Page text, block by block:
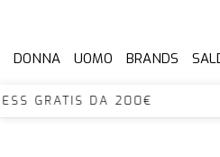
DONNA UOMO BRANDS
GRATIS DA